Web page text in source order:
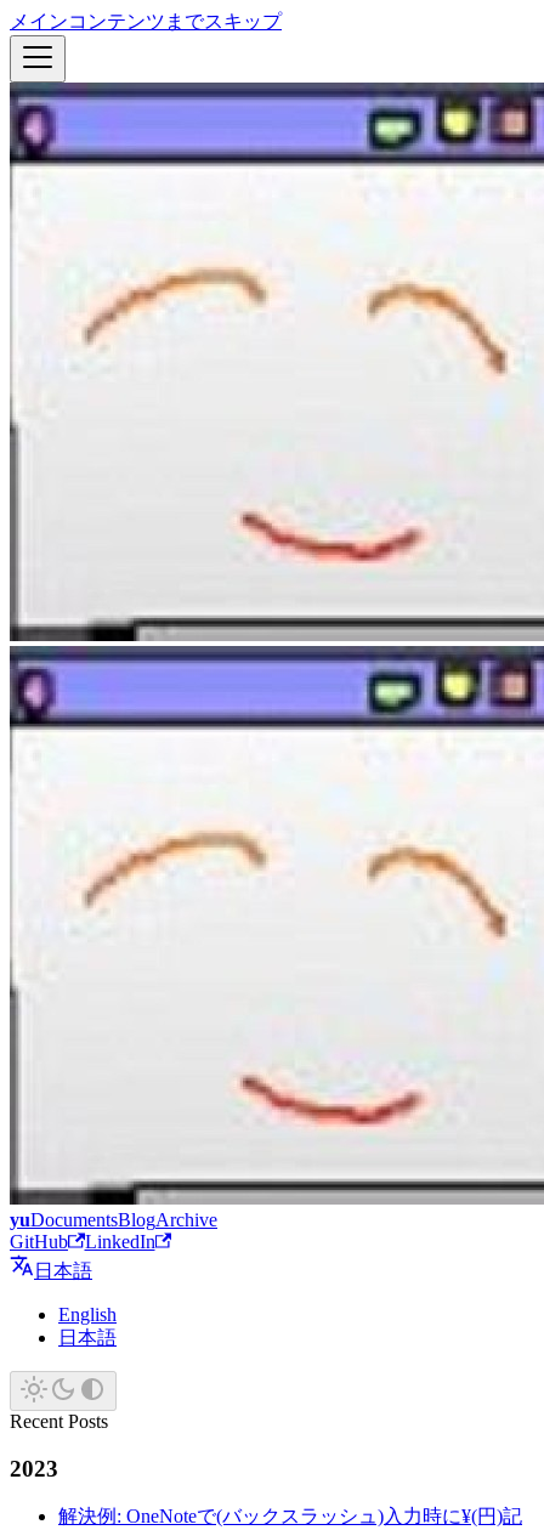
メインコンテンツまでスキップ
yuDocumentsBlogArchive
GitHub
LinkedIn
日本語
English
日本語
Recent Posts
2023
解決例: OneNoteで(バックスラッシュ)入力時に¥(円)記